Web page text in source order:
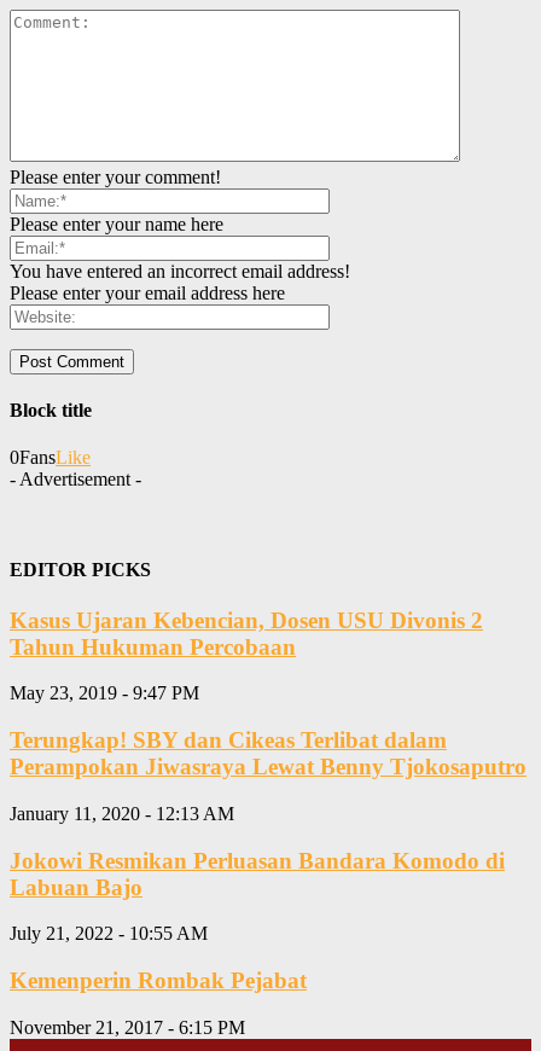
Please enter your comment!
Please enter your name here
You have entered an incorrect email address!
Please enter your email address here
Block title
0FansLike
- Advertisement -
EDITOR PICKS
Kasus Ujaran Kebencian, Dosen USU Divonis 2
Tahun Hukuman Percobaan
May 23, 2019 - 9:47 PM
Terungkap! SBY dan Cikeas Terlibat dalam
Perampokan Jiwasraya Lewat Benny Tjokosaputro
January 11, 2020 - 12:13 AM
Jokowi Resmikan Perluasan Bandara Komodo di
Labuan Bajo
July 21, 2022 - 10:55 AM
Kemenperin Rombak Pejabat
November 21, 2017 - 6:15 PM